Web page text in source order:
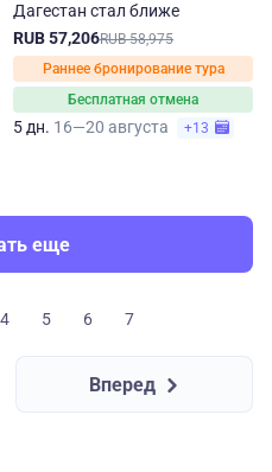
Дагестан стал ближе
RUB 57,206RUB 58,975
Раннее бронирование тура
Бесплатная отмена
5 дн. 16—20 августа +13
еще
4 5 6 7
Вперед